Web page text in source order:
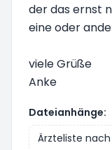
der das ernst
eine oder
viele Grüße
Anke
Dateianhänge:
Ärzteliste